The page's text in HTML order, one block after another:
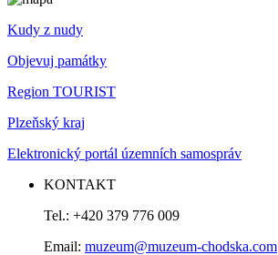
Kudy z nudy
Objevuj památky
Region TOURIST
Plzeňský kraj
Elektronický portál územních samospráv
KONTAKT
Tel.: +420 379 776 009
Email: muzeum@muzeum-chodska.com